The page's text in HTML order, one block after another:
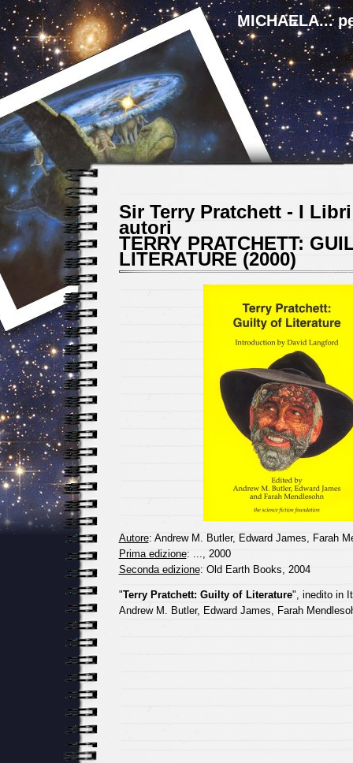
MICHAELA...
Sir Terry Pratchett - I
autori
TERRY PRATCHETT:
LITERATURE (2000)
Autore: Andrew M. Butler, Edward James, Farah
Prima edizione: ..., 2000
Seconda edizione: Old Earth Books, 2004
"Terry Pratchett: Guilty of Literature", inedito in
Andrew M. Butler, Edward James, Farah